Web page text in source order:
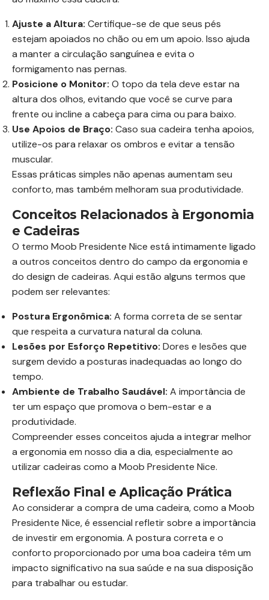
Ajuste a Altura: Certifique-se de que seus pés
estejam apoiados no chão ou em um apoio. Isso ajuda
a manter a circulação sanguínea e evita o
formigamento nas pernas.
Posicione o Monitor: O topo da tela deve estar na
altura dos olhos, evitando que você se curve para
frente ou incline a cabeça para cima ou para baixo.
Use Apoios de Braço: Caso sua cadeira tenha apoios,
utilize-os para relaxar os ombros e evitar a tensão
muscular.
Essas práticas simples não apenas aumentam seu
conforto, mas também melhoram sua produtividade.
Conceitos Relacionados à Ergonomia
e Cadeiras
O termo Moob Presidente Nice está intimamente ligado
a outros conceitos dentro do campo da ergonomia e
do design de cadeiras. Aqui estão alguns termos que
podem ser relevantes:
Postura Ergonômica: A forma correta de se sentar
que respeita a curvatura natural da coluna.
Lesões por Esforço Repetitivo: Dores e lesões que
surgem devido a posturas inadequadas ao longo do
tempo.
Ambiente de Trabalho Saudável: A importância de
ter um espaço que promova o bem-estar e a
produtividade.
Compreender esses conceitos ajuda a integrar melhor
a ergonomia em nosso dia a dia, especialmente ao
utilizar cadeiras como a Moob Presidente Nice.
Reflexão Final e Aplicação Prática
Ao considerar a compra de uma cadeira, como a Moob
Presidente Nice, é essencial refletir sobre a importância
de investir em ergonomia. A postura correta e o
conforto proporcionado por uma boa cadeira têm um
impacto significativo na sua saúde e na sua disposição
para trabalhar ou estudar.